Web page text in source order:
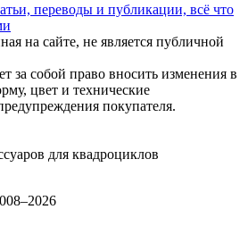
переводы и публикации, всё что
на сайте, не является публичной
за собой право вносить изменения в
цвет и технические
покупателя.
для квадроциклов